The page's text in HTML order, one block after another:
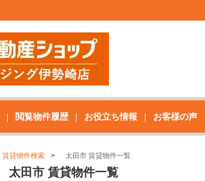
閲覧物件履歴 お役立ち情報 お客様の声
賃貸物件検索 太田市 賃貸物件一覧
太田市 賃貸物件一覧